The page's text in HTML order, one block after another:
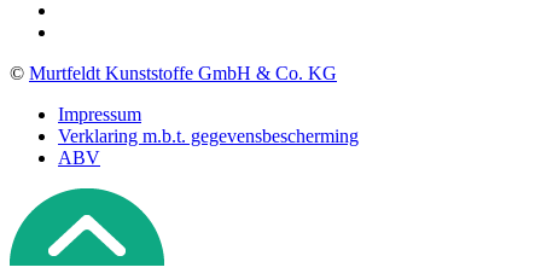
© Murtfeldt Kunststoffe GmbH & Co. KG
Impressum
Verklaring m.b.t. gegevensbescherming
ABV